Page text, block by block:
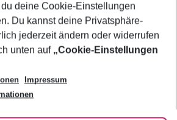
ändern
deine Cookie-Einstellungen
Du kannst deine Privatsphäre-
jederzeit ändern oder widerrufen
unten auf „Cookie-Einstellungen
Impressum